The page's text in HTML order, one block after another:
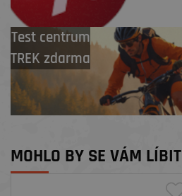
Test centrum
TREK zdarma
MOHLO BY SE VÁM LÍBIT